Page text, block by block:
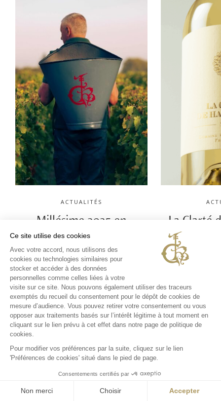
Ce site utilise des cookies
Avec votre accord, nous utilisons des
cookies ou technologies similaires pour
stocker et accéder à des données
personnelles comme celles liées à votre
visite sur ce site. Nous pouvons également utiliser des traceurs
exemptés du recueil du consentement pour le dépôt de cookies de
mesure d’audience. Vous pouvez retirer votre consentement ou vous
opposer aux traitements basés sur l’intérêt légitime à tout moment en
cliquant sur le lien prévu à cet effet dans notre page de politique de
cookies.
Pour modifier vos préférences par la suite, cliquez sur le lien
'Préférences de cookies' situé dans le pied de page.
Consentements certifiés par
Non merci Choisir Accepter
ACTUALITÉS
Millésime 2025 en
primeurs
LIRE
La Clarté
HOME
HAUT-BRION PRÉSENTÉE PAR DOMAINE CLARENCE
DILLON